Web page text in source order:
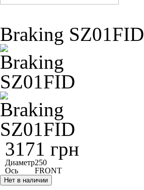
Braking SZ01FID
3171 грн
Диаметр250
Ось
FRONT
Нет в наличии